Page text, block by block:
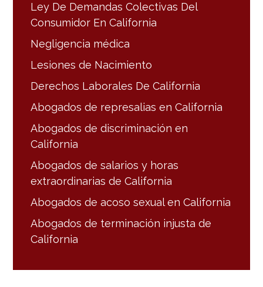
Ley De Demandas Colectivas Del
Consumidor En California
Negligencia médica
Lesiones de Nacimiento
Derechos Laborales De California
Abogados de represalias en California
Abogados de discriminación en
California
Abogados de salarios y horas
extraordinarias de California
Abogados de acoso sexual en California
Abogados de terminación injusta de
California